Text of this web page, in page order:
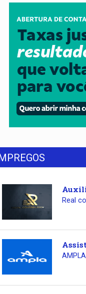
Real